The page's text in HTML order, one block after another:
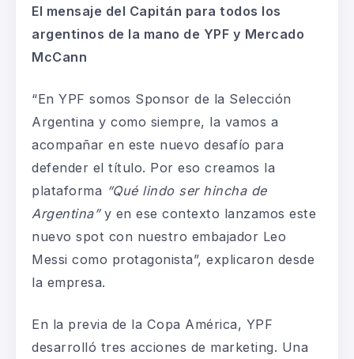
El mensaje del Capitán para todos los
argentinos de la mano de YPF y Mercado
McCann
“En YPF somos Sponsor de la Selección
Argentina y como siempre, la vamos a
acompañar en este nuevo desafío para
defender el título. Por eso creamos la
plataforma “Qué lindo ser hincha de
Argentina”y en ese contexto lanzamos este
nuevo spot con nuestro embajador Leo
Messi como protagonista”, explicaron desde
la empresa.
En la previa de la Copa América, YPF
desarrolló tres acciones de marketing. Una